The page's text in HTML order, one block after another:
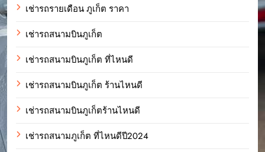
เช่ารถรายเดือน ภูเก็ต ราคา
เช่ารถสนามบินภูเก็ต
เช่ารถสนามบินภูเก็ต ที่ไหนดี
เช่ารถสนามบินภูเก็ต ร้านไหนดี
เช่ารถสนามบินภูเก็ตร้านไหนดี
เช่ารถสนามภูเก็ต ที่ไหนดีปี2024